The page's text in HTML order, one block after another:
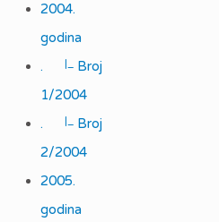
2004.
godina
.
|_
Broj
1/2004
.
|_
Broj
2/2004
2005.
godina